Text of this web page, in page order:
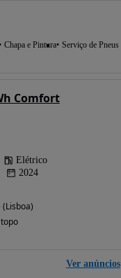
Chapa e Pintura Serviço de Pneus
Comfort
Elétrico
2024
Ver anúncios